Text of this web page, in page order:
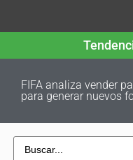
FIFA analiza vender
para generar nuevos